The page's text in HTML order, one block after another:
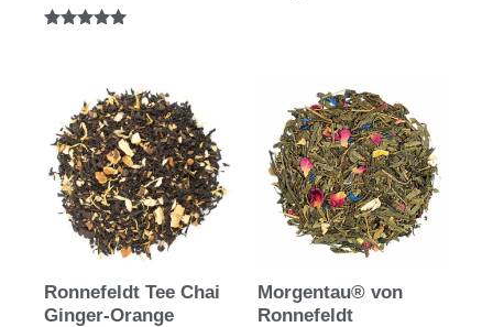
Ronnefeldt Tee Chai
Ginger-Orange
Morgentau® von
Ronnefeldt